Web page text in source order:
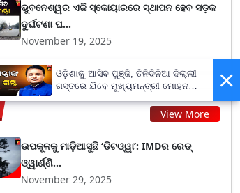
ଭୁବନେଶ୍ୱର ଏଜି ସ୍କୋୟାରରେ ସ୍ଥାପନ ହେବ ସଡ଼କ
ଦୁର୍ଘଟଣା ଘ...
November 19, 2025
View More
ଉପକୂଳକୁ ମାଡ଼ିଆସୁଛି ‘ଡିଟଓ୍ୱା’: IMDର ରେଡ୍
ଓ୍ୱାର୍ଣ୍ଣି...
November 29, 2025
×
ଓଡ଼ିଶାକୁ ଆସିବ ପୁଞ୍ଜି, ତିନିଦିନିଆ ଦିଲ୍ଲୀ
ଗସ୍ତରେ ଯିବେ ମୁଖ୍ୟମନ୍ତ୍ରୀ ମୋହନ
ମାଝୀ